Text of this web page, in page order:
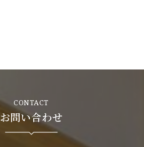
不動産情報
CONTACT
お問い合わせ